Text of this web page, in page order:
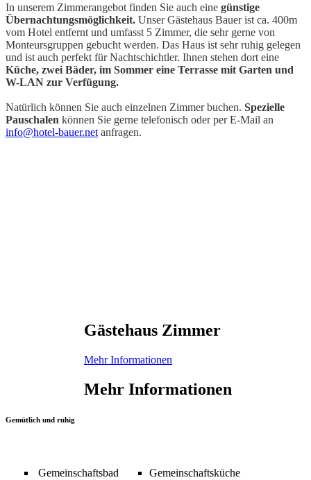
In unserem Zimmerangebot finden Sie auch eine günstige
Übernachtungsmöglichkeit. Unser Gästehaus Bauer ist ca. 400m
vom Hotel entfernt und umfasst 5 Zimmer, die sehr gerne von
Monteursgruppen gebucht werden. Das Haus ist sehr ruhig gelegen
und ist auch perfekt für Nachtschichtler. Ihnen stehen dort eine
Küche, zwei Bäder, im Sommer eine Terrasse mit Garten und
W-LAN zur Verfügung.
Natürlich können Sie auch einzelnen Zimmer buchen. Spezielle
Pauschalen können Sie gerne telefonisch oder per E-Mail an
info@hotel-bauer.net anfragen.
Gästehaus Zimmer
Mehr Informationen
Mehr Informationen
Gemütlich und ruhig
Gemeinschaftsbad Gemeinschaftsküche